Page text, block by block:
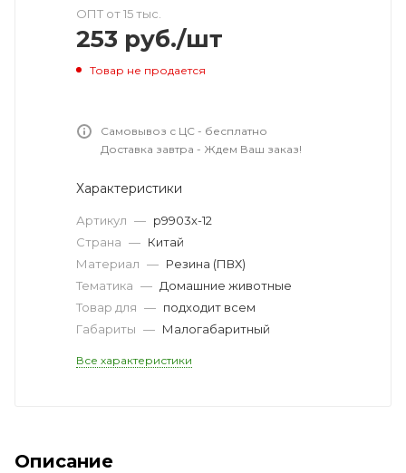
ОПТ от 15 тыс.
253 руб./шт
Товар не продается
Самовывоз с ЦС - бесплатно
Доставка завтра - Ждем Ваш заказ!
Характеристики
Артикул — р9903х-12
Страна — Китай
Материал — Резина (ПВХ)
Тематика — Домашние животные
Товар для — подходит всем
Габариты — Малогабаритный
Все характеристики
Описание